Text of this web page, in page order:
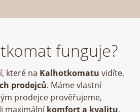
funguje?
, které na Kalhotkomatu vidíte,
prodejců. Máme vlastní
prodejce prověřujeme,
maximálníkomfort a kvalitu.